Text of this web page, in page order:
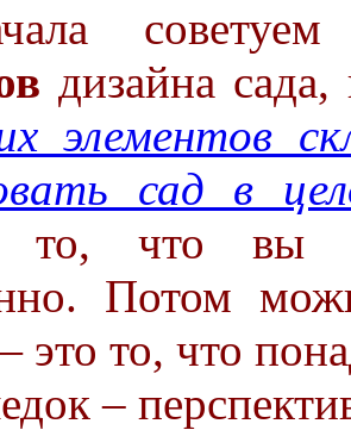
дизайна сада,
элементов
сад в
то, что вы
Потом
это то, что
–